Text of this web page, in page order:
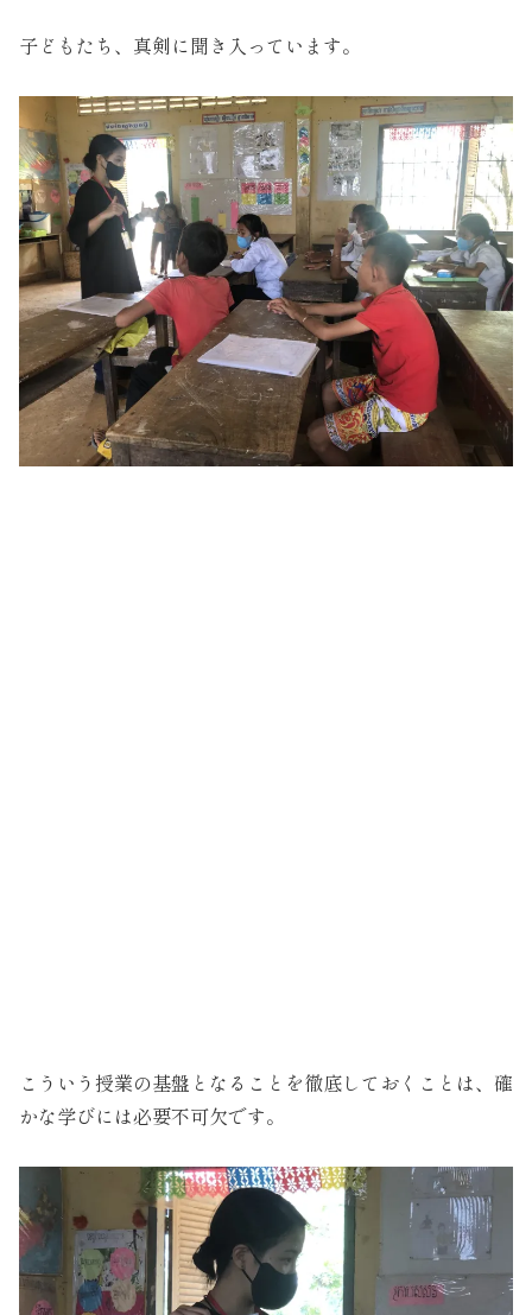
子どもたち、真剣に聞き入っています。
こういう授業の基盤となることを徹底しておくことは、確
かな学びには必要不可欠です。